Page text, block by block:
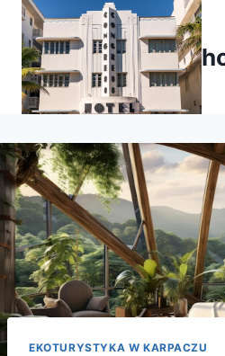
Przejdź
treści
EKOTURYSTYKA W KARPACZU